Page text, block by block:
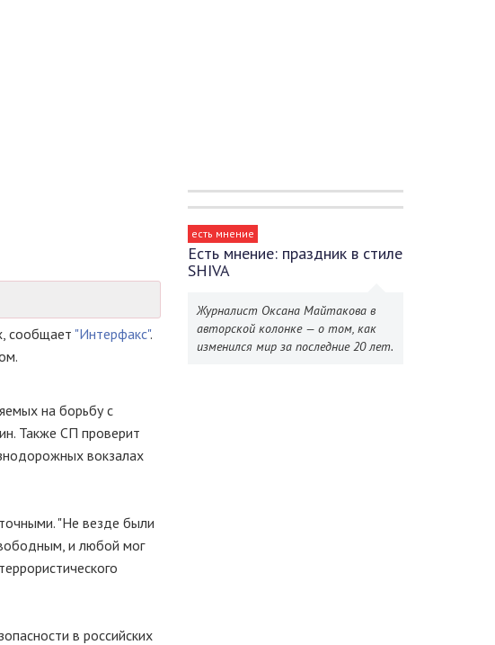
сообщает "Интерфакс".
на борьбу с
Также СП проверит
вокзалах
"Не везде были
и любой мог
в российских
есть мнение
Есть мнение: праздник в стиле
SHIVA
Журналист Оксана Майтакова в
авторской колонке — о том, как
изменился мир за последние 20 лет.